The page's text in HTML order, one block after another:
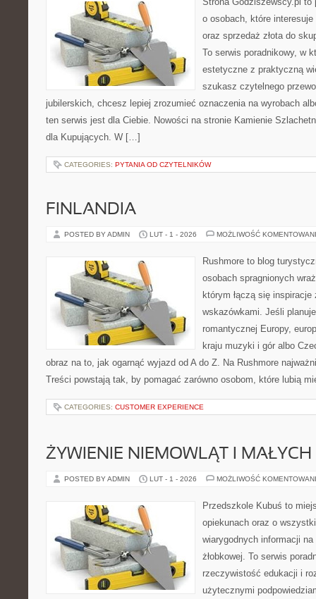
o osobach, które
oraz sprzedaż złota do
To serwis poradnikowy, w
estetyczne z praktyczną
szukasz czytelnego
jubilerskich, chcesz lepiej zrozumieć oznaczenia na wyrobach
ten serwis jest dla Ciebie. Nowości na stronie Kamienie
dla Kupujących. W […]
CATEGORIES: PYTANIA OD CZYTELNIKÓW
FINLANDIA
POSTED BY ADMIN LUT - 1 - 2026 MOŻLIWOŚĆ
Rushmore to blog
osobach spragnionych
którym łączą się
wskazówkami. Jeśli
romantycznej Europy,
kraju muzyki i gór albo
obraz na to, jak ogarnąć wyjazd od A do Z. Na Rushmore
Treści powstają tak, by pomagać zarówno osobom, które lubią
CATEGORIES: CUSTOMER EXPERIENCE
ŻYWIENIE NIEMOWLĄT I MAŁYCH
POSTED BY ADMIN LUT - 1 - 2026 MOŻLIWOŚĆ
Przedszkole Kubuś to
opiekunach oraz o
wiarygodnych informacji
żłobkowej. To serwis
rzeczywistość edukacji i
użytecznymi